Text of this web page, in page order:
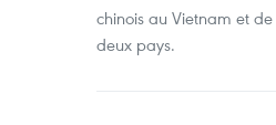
chinois au Vietnam et
deux pays.